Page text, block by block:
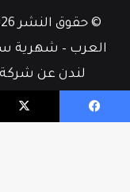
العرب – شهرية
لندن عن
من
فيسبوك ‫X